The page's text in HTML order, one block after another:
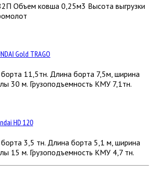
Объем ковша 0,25м3 Высота выгрузки
Gold TRAGO
борта 11,5тн. Длина борта 7,5м, ширина
30 м. Грузоподъемность КМУ 7,1тн.
HD 120
борта 3,5 тн. Длина борта 5,1 м, ширина
15 м. Грузоподъемность КМУ 4,7 тн.